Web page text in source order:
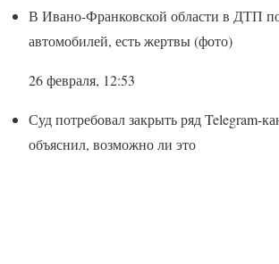
В Ивано-Франковской области в ДТП
автомобилей, есть жертвы (фото)
26 февраля, 12:53
Суд потребовал закрыть ряд Telegram-
объяснил, возможно ли это